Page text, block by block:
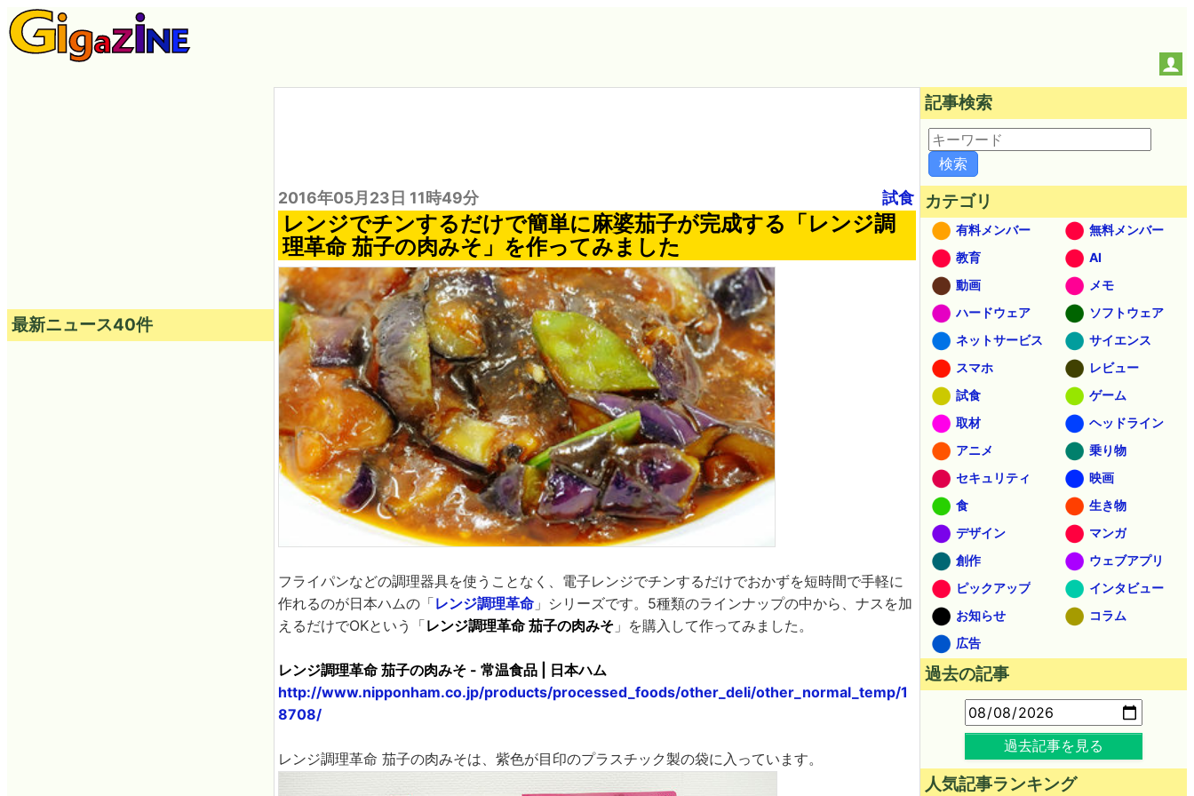
2016年05月23日 11時49分 試食
レンジでチンするだけで簡単に麻婆茄子が完成する「レンジ調
理革命 茄子の肉みそ」を作ってみました
フライパンなどの調理器具を使うことなく、電子レンジでチンするだけでおかずを短時間で手軽に
作れるのが日本ハムの「レンジ調理革命 」シリーズです。5種類のラインナップの中から、ナスを加
えるだけでOKという「レンジ調理革命 茄子の肉みそ 」を購入して作ってみました。
レンジ調理革命 茄子の肉みそ - 常温食品 | 日本ハム
http://www.nipponham.co.jp/products/processed_foods/other_deli/other_normal_temp/1
8708/
レンジ調理革命 茄子の肉みそは、紫色が目印のプラスチック製の袋に入っています。
最新ニュース40件
記事検索
カテゴリ
有料メンバー
無料メンバー
教育
AI
動画
メモ
ハードウェア
ソフトウェア
ネットサービス
サイエンス
スマホ
レビュー
試食
ゲーム
取材
ヘッドライン
アニメ
乗り物
セキュリティ
映画
食
生き物
デザイン
マンガ
創作
ウェブアプリ
ピックアップ
インタビュー
お知らせ
コラム
広告
過去の記事
過去記事を見る
人気記事ランキング